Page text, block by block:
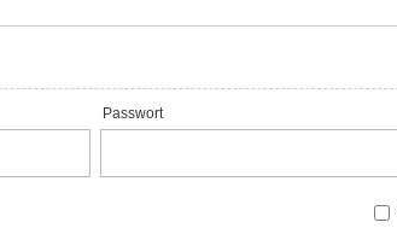
Passwort